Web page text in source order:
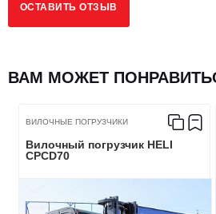
Колесная база, мм
Мин. ширина прохода при повороте
ОСТАВИТЬ ОТЗЫВ
ВАМ МОЖЕТ
ВИЛОЧНЫЕ ПОГРУЗЧИКИ
Вилочный погрузчик HELI
CPCD70